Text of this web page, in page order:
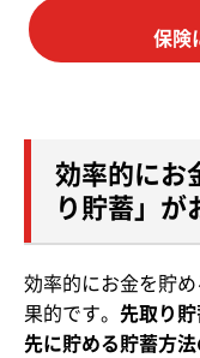
保険
効率的にお
り貯蓄」が
効率的にお金を貯
果的です。 先取り
先に貯める貯蓄方法